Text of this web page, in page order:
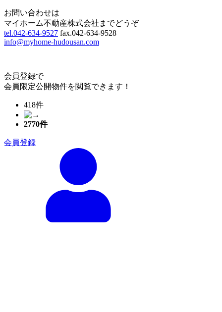
お問い合わせは
マイホーム不動産株式会社までどうぞ
tel.042-634-9527 fax.042-634-9528
info@myhome-hudousan.com
会員登録で
会員限定公開物件を閲覧できます！
418件
2770件
会員登録